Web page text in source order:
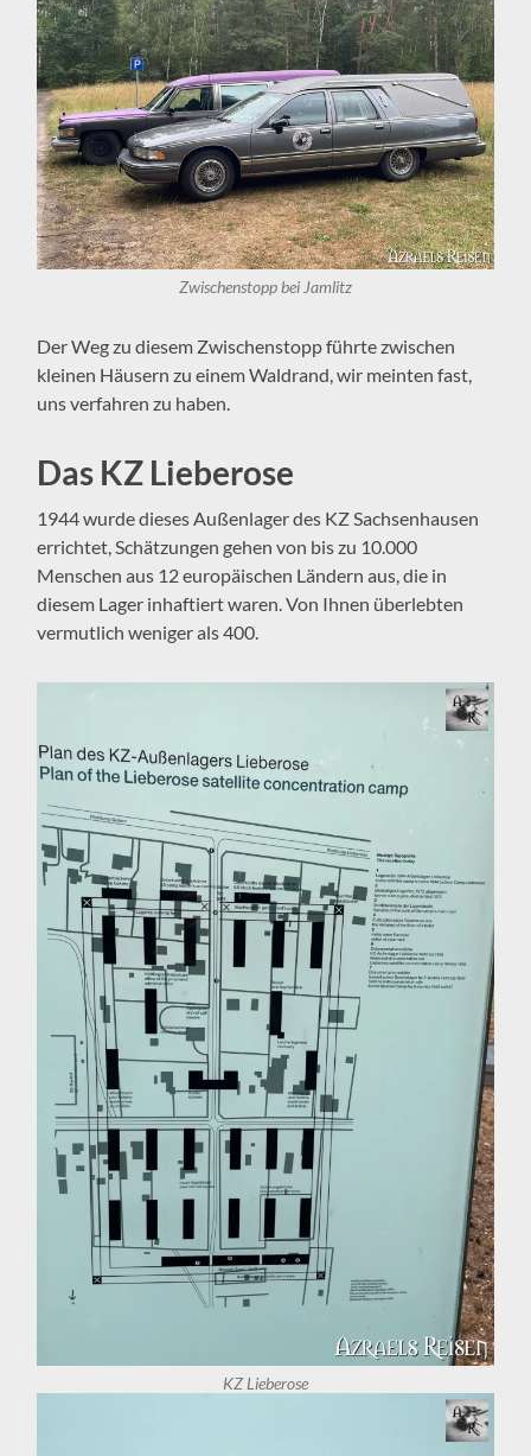
Zwischenstopp bei Jamlitz
Der Weg zu diesem Zwischenstopp führte zwischen
kleinen Häusern zu einem Waldrand, wir meinten fast,
uns verfahren zu haben.
Das KZ Lieberose
1944 wurde dieses Außenlager des KZ Sachsenhausen
errichtet, Schätzungen gehen von bis zu 10.000
Menschen aus 12 europäischen Ländern aus, die in
diesem Lager inhaftiert waren. Von Ihnen überlebten
vermutlich weniger als 400.
KZ Lieberose